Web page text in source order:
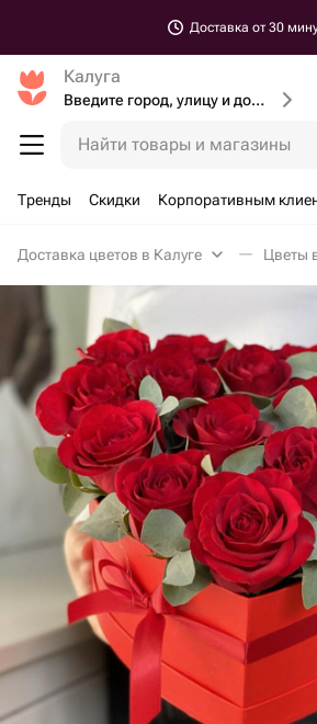
Доставка от 30
Калуга
Введите город, улицу и дом доставки
Найти товары и магазины
Тренды Скидки Корпоративным
Доставка цветов в Калуге Цветы